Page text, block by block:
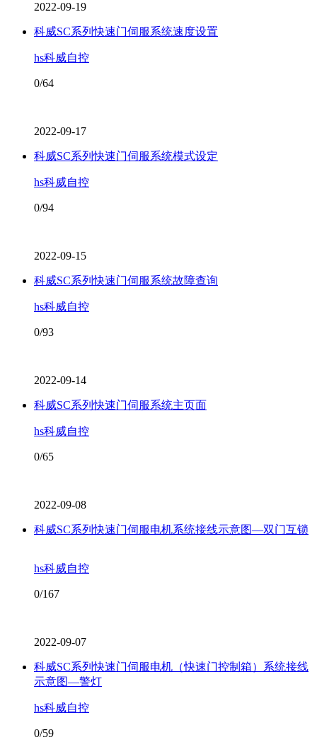
2022-09-19
科威SC系列快速门伺服系统速度设置
hs科威自控
0/64
2022-09-17
科威SC系列快速门伺服系统模式设定
hs科威自控
0/94
2022-09-15
科威SC系列快速门伺服系统故障查询
hs科威自控
0/93
2022-09-14
科威SC系列快速门伺服系统主页面
hs科威自控
0/65
2022-09-08
科威SC系列快速门伺服电机系统接线示意图—双门互锁
hs科威自控
0/167
2022-09-07
科威SC系列快速门伺服电机（快速门控制箱）系统接线
示意图—警灯
hs科威自控
0/59